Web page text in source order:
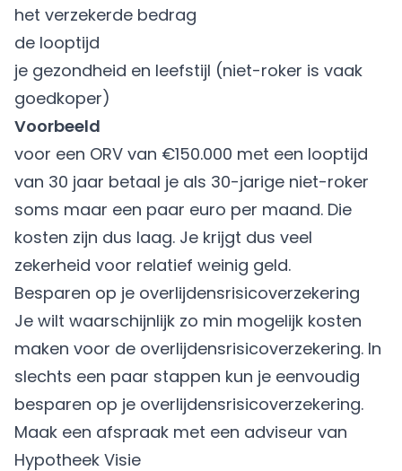
het verzekerde bedrag
de looptijd
je gezondheid en leefstijl (niet-roker is vaak
goedkoper)
Voorbeeld
voor een ORV van €150.000 met een looptijd
van 30 jaar betaal je als 30-jarige niet-roker
soms maar een paar euro per maand. Die
kosten zijn dus laag. Je krijgt dus veel
zekerheid voor relatief weinig geld.
Besparen op je overlijdensrisicoverzekering
Je wilt waarschijnlijk zo min mogelijk kosten
maken voor de overlijdensrisicoverzekering. In
slechts een paar stappen kun je eenvoudig
besparen op je overlijdensrisicoverzekering.
Maak een afspraak met een adviseur van
Hypotheek Visie